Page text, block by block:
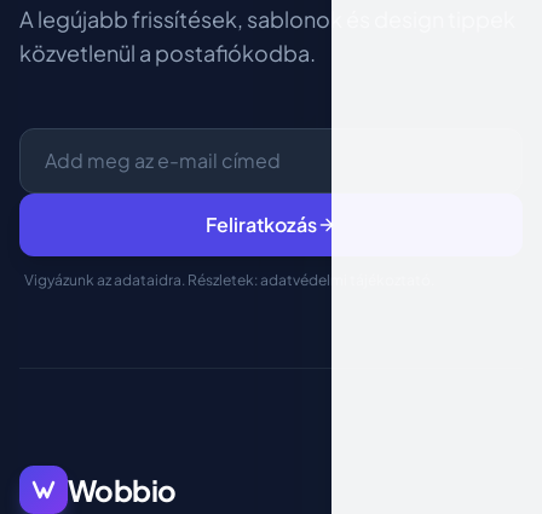
A legújabb frissítések, sablonok és design tippek
közvetlenül a postafiókodba.
Feliratkozás
Vigyázunk az adataidra. Részletek: adatvédelmi tájékoztató
Wobbio